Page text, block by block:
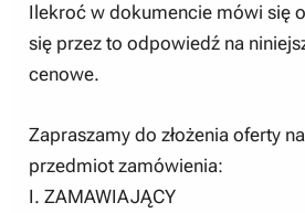
Ilekroć w dokumencie mówi się
się przez to odpowiedź na
cenowe.
Zapraszamy do złożenia oferty
przedmiot zamówienia:
I. ZAMAWIAJĄCY